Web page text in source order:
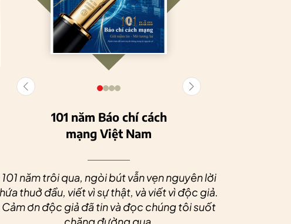
lực cho nông
nghiệp bền vững
101 năm Báo chí cách
mạng Việt Nam
101 năm trôi qua, ngòi bút vẫn vẹn nguyên lời
hứa thuở đầu, viết vì sự thật, và viết vì độc giả.
Cảm ơn độc giả đã tin và đọc chúng tôi suốt
chặng đường qua.